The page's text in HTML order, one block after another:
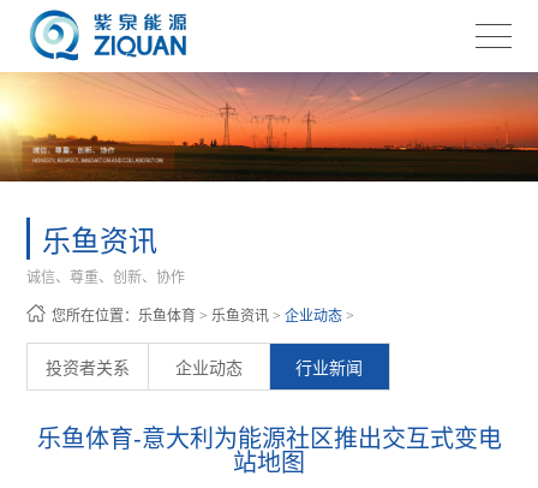
乐鱼资讯
诚信、尊重、创新、协作
您所在位置：乐鱼体育 >乐鱼资讯 >企业动态 >
投资者关系 企业动态 行业新闻
乐鱼体育-意大利为能源社区推出交互式变电
站地图